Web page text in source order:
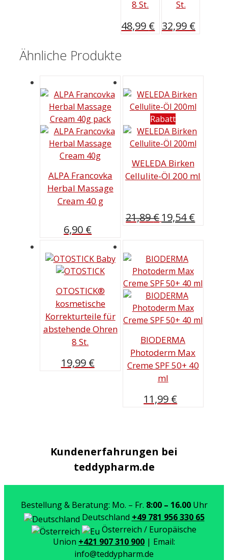
8 St.
48,99 €
St.
32,99 €
Ähnliche Produkte
ALPA Francovka
Herbal Massage
Cream 40 g
6,90 €
Rabatt
WELEDA Birken
Cellulite-Öl 200 ml
21,89€ Ursprünglicher
19,54€
OTOSTICK®
kosmetische
Korrekturteile für
abstehende Ohren
8 St.
19,99 €
BIODERMA
Photoderm Max
Creme SPF 50+ 40
ml
11,99 €
Kundenerfahrungen bei
teddypharm.de
Bestellung & Beratung: Mo. – Fr. 8:00 – 16.00Uhr
Deutschland +49 781 956 330 65
Österreich / Europäische
Union +421 907 310 900 | Email:
info@teddypharm.de